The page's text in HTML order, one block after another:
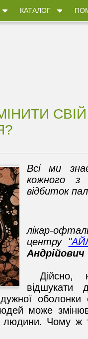
КАТАЛОГ
Всі ми
кожного з
відбиток
лікар-
центру
Андрійович
Дійсно,
відшукати
може
людини. Чому ж